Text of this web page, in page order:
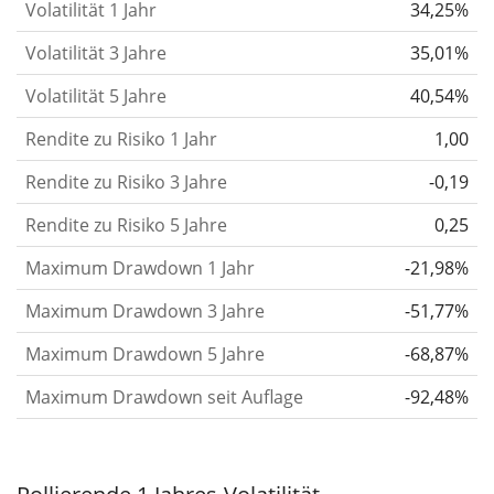
gelten im Allgemeinen als risikoreicher. Wir
berechnen die Volatilität auf Basis der Daten der
letzten 1, 3 und 5 Jahre, damit du sehen kannst, ob
die Kursschwankungen im Laufe der Zeit stärker
oder schwächer wurden. Weitere Informationen
findest du in unserem Artikel:
Risikomaß.
Rendite pro Risikofür Zeiträume von 1, 3 und 5
Jahren. Diese Kennzahl ist definiert als die
annualisierte (d. h. auf einen Einjahreszeitraum
umgerechnete) historische Rendite geteilt durch die
historische annualisierte Volatilität.Rendite pro
Risiko setzt die historische Rendite eines
Volatilität 1 Jahr
34,25%
Volatilität 3 Jahre
35,01%
Volatilität 5 Jahre
40,54%
Rendite zu Risiko 1 Jahr
1,00
Rendite zu Risiko 3 Jahre
-0,19
Rendite zu Risiko 5 Jahre
0,25
Maximum Drawdown 1 Jahr
-21,98%
Maximum Drawdown 3 Jahre
-51,77%
Maximum Drawdown 5 Jahre
-68,87%
Maximum Drawdown seit Auflage
-92,48%